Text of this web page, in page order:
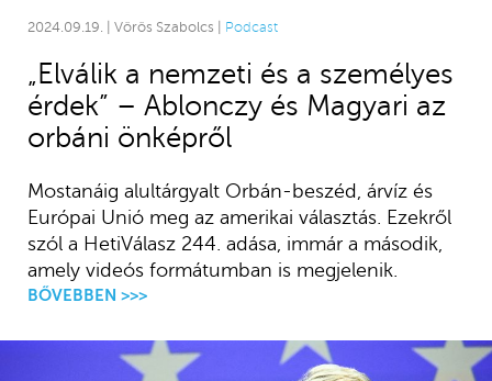
2024.09.19. | Vörös Szabolcs | Podcast
„Elválik a nemzeti és a személyes
érdek” – Ablonczy és Magyari az
orbáni önképről
Mostanáig alultárgyalt Orbán-beszéd, árvíz és
Európai Unió meg az amerikai választás. Ezekről
szól a HetiVálasz 244. adása, immár a második,
amely videós formátumban is megjelenik.
BŐVEBBEN >>>